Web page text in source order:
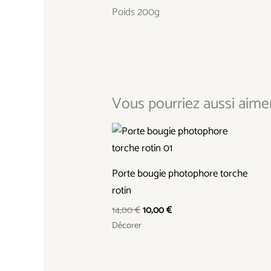
Poids 200g
Vous pourriez aussi
Porte bougie photophore torche
rotin
14,00€
Le
prix
initial
14,00 €.
10,00€
Le
prix
actuel
10,00 €.
Décorer